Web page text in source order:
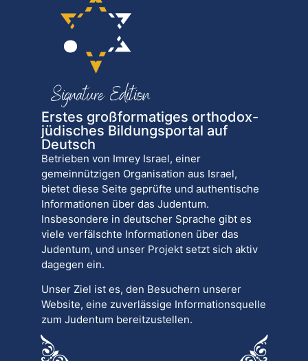
Erstes großformatiges orthodox-
jüdisches Bildungsportal auf
Deutsch
Betrieben von Imrey Israel, einer
gemeinnützigen Organisation aus Israel,
bietet diese Seite geprüfte und authentische
Informationen über das Judentum.
Insbesondere in deutscher Sprache gibt es
viele verfälschte Informationen über das
Judentum, und unser Projekt setzt sich aktiv
dagegen ein.
Unser Ziel ist es, den Besuchern unserer
Website, eine zuverlässige Informationsquelle
zum Judentum bereitzustellen.